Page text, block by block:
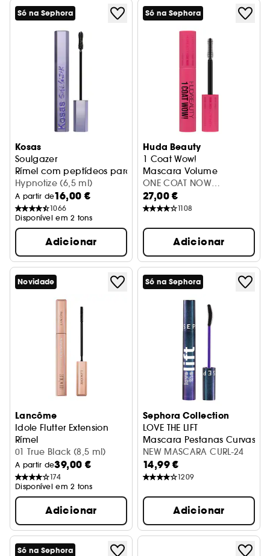
Só na Sephora
Kosas
Soulgazer
Rímel com peptídeos para alongar e elevar
Hypnotize (6,5 ml)
A partir de16,00 €
1066
Disponível em 2 tons
Adicionar
Só na Sephora
Huda Beauty
1 Coat Wow!
Mascara Volume
ONE COAT NOW
MASCARA 10ML
27,00 €
1108
Adicionar
Novidade
Lancôme
Idole Flutter Extension
Rímel
01 True Black (8,5 ml)
A partir de39,00 €
174
Disponível em 2 tons
Adicionar
Só na Sephora
Sephora Collection
LOVE THE LIFT
Mascara Pestanas Curvas e
NEW MASCARA CURL-24
14,99 €
1209
Adicionar
Só na Sephora